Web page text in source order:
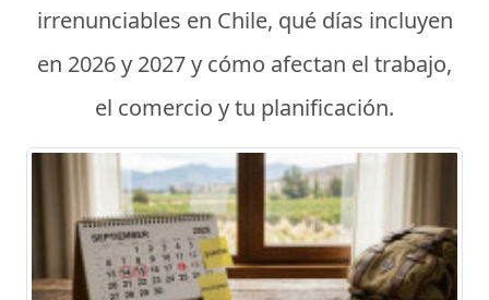
irrenunciables en Chile, qué días incluyen
en 2026 y 2027 y cómo afectan el trabajo,
el comercio y tu planificación.